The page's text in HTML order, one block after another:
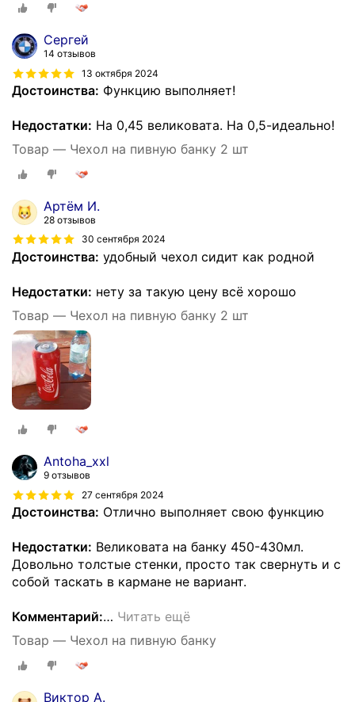
Сергей
14 отзывов
13 октября 2024
Достоинства: Функцию выполняет!
Недостатки: На 0,45 великовата. На 0,5-идеально!
Товар — Чехол на пивную банку 2 шт
Артём И.
28 отзывов
30 сентября 2024
Достоинства: удобный чехол сидит как родной
Недостатки: нету за такую цену всё хорошо
Товар — Чехол на пивную банку 2 шт
Аntoha_xxl
9 отзывов
27 сентября 2024
Достоинства: Отлично выполняет свою функцию
Недостатки: Великовата на банку 450-430мл.
Довольно толстые стенки, просто так свернуть и с
собой таскать в кармане не вариант.
Комментарий:… Читать ещё
Товар — Чехол на пивную банку
Виктор А.